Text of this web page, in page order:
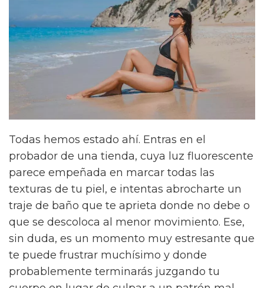
Todas hemos estado ahí. Entras en el
probador de una tienda, cuya luz fluorescente
parece empeñada en marcar todas las
texturas de tu piel, e intentas abrocharte un
traje de baño que te aprieta donde no debe o
que se descoloca al menor movimiento. Ese,
sin duda, es un momento muy estresante que
te puede frustrar muchísimo y donde
probablemente terminarás juzgando tu